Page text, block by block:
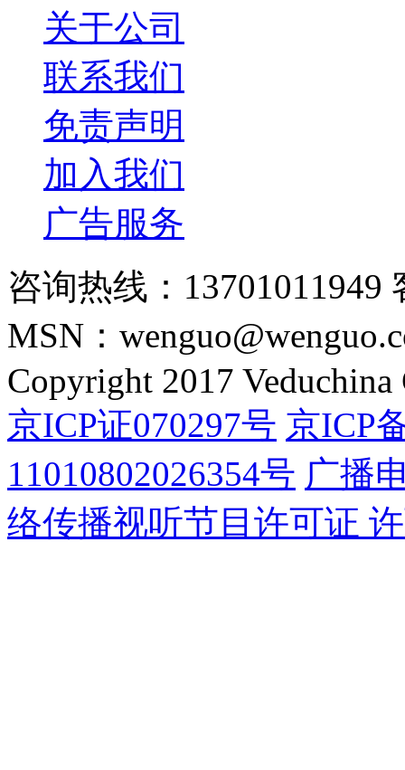
关于公司
联系我们
免责声明
加入我们
广告服务
咨询热线：13701011949
MSN：
Copyright 2017
京ICP证070297号 京ICP
11010802026354号 广播
络传播视听节目许可证